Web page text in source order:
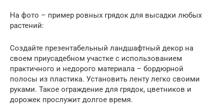
На фото – пример ровных грядок для высадки любых
растений:
Создайте презентабельный ландшафтный декор на
своем приусадебном участке с использованием
практичного и недорого материала – бордюрной
полосы из пластика. Установить ленту легко своими
руками. Такое ограждение для грядок, цветников и
дорожек прослужит долгое время.